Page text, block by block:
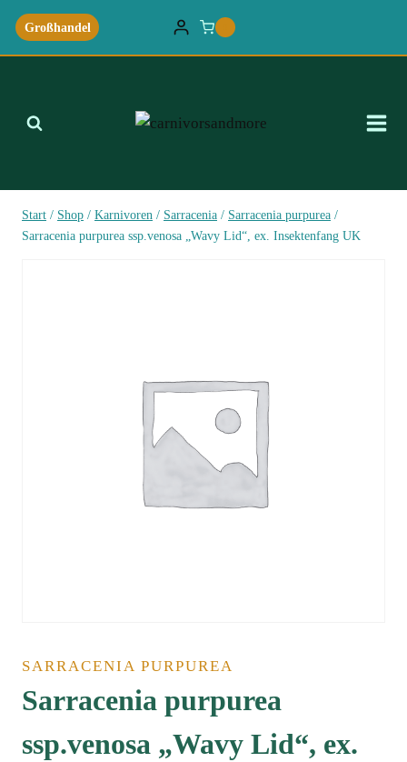
Zum
Inhalt
springen
Großhandel
Start / Shop / Karnivoren / Sarracenia / Sarracenia purpurea /
Sarracenia purpurea ssp.venosa „Wavy Lid“, ex. Insektenfang UK
SARRACENIA PURPUREA
Sarracenia purpurea
ssp.venosa „Wavy Lid“, ex.